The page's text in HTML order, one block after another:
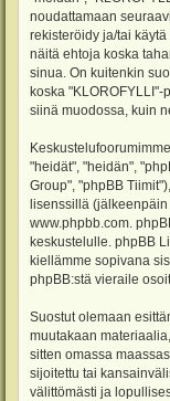
noudattamaan
rekisteröidy ja/tai
näitä ehtoja koska
sinua. On kuitenkin
koska
siinä muodossa, kuin
"heidät", "heidän",
Group", "phpBB
lisenssillä (jälkeenpäin
www.phpbb.com .
keskustelulle. phpBB
kiellämme sopivana
phpBB:stä vieraile
Suostut olemaan
muutakaan
sitten omassa
sijoitettu tai
välittömästi ja